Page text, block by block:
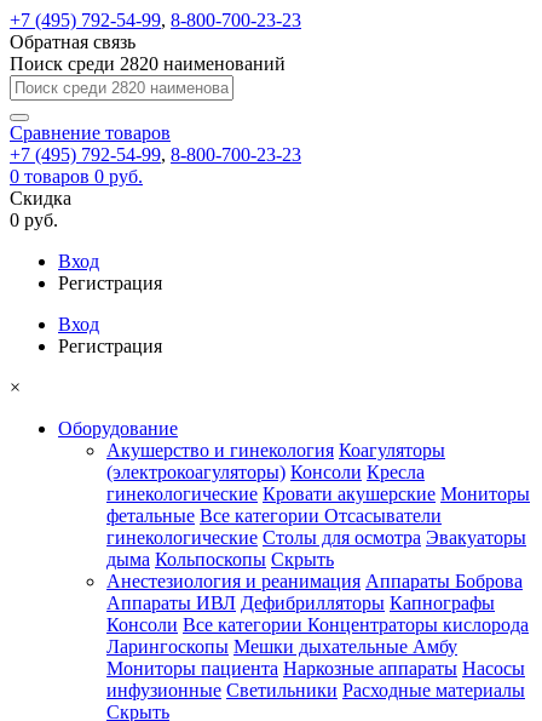
+7 (495) 792-54-99, 8-800-700-23-23
Обратная связь
Поиск среди 2820 наименований
Сравнение товаров
+7 (495) 792-54-99, 8-800-700-23-23
0 товаров 0 руб.
Скидка
0 руб.
Вход
Регистрация
Вход
Регистрация
×
Оборудование
Акушерство и гинекология Коагуляторы
(электрокоагуляторы) Консоли Кресла
гинекологические Кровати акушерские Мониторы
фетальные Все категории Отсасыватели
гинекологические Столы для осмотра Эвакуаторы
дыма Кольпоскопы Скрыть
Анестезиология и реанимация Аппараты Боброва
Аппараты ИВЛ Дефибрилляторы Капнографы
Консоли Все категории Концентраторы кислорода
Ларингоскопы Мешки дыхательные Амбу
Мониторы пациента Наркозные аппараты Насосы
инфузионные Светильники Расходные материалы
Скрыть